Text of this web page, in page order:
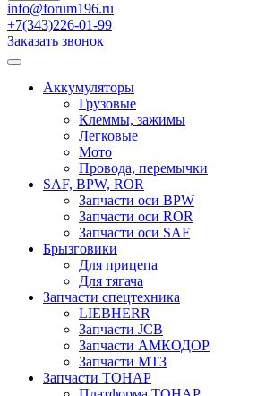
info@forum196.ru
+7(343)226-01-99
Заказать звонок
Аккумуляторы
Грузовые
Клеммы, зажимы
Легковые
Мото
Провода, перемычки
SAF, BPW, ROR
Запчасти оси BPW
Запчасти оси ROR
Запчасти оси SAF
Брызговики
Для прицепа
Для тягача
Запчасти спецтехника
LIEBHERR
Запчасти JCB
Запчасти АМКОДОР
Запчасти МТЗ
Запчасти ТОНАР